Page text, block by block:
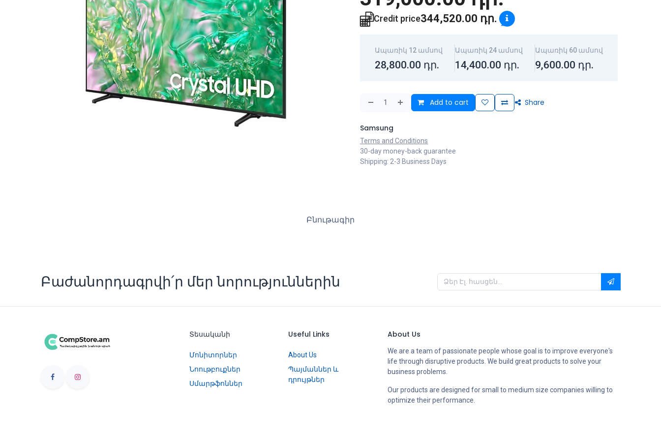
Credit price344,520.00 դր.
Ապառիկ 12 ամսով
28,800.00 դր.
Ապառիկ 24 ամսով
14,400.00 դր.
Ապառիկ 60 ամսով
9,600.00 դր.
Add to cart Share
Samsung
Terms and Conditions
30-day money-back guarantee
Shipping: 2-3 Business Days
Բնութագիր
Բաժանորդագրվի՛ր մեր նորություններին
Տեսականի
Մոնիտորներ
Նոութբուքներ
Սմարթֆոններ
Useful Links
About Us
Պայմաններ և
դրույթներ
About Us
We are a team of passionate people whose goal is to improve everyone's
life through disruptive products. We build great products to solve your
business problems.
Our products are designed for small to medium size companies willing to
optimize their performance.